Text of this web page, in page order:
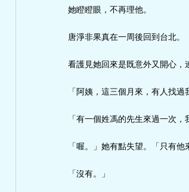
她瞪瞪眼，不再理他。
唐淨非果真在一周後回到台北。
看護見她回來是既意外又開心，
「阿姨，這三個月來，有人找過
「有一個姓馮的先生來過一次
「喔。」她有點失望。「只有他
「沒有。」